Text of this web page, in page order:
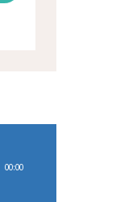
00:00